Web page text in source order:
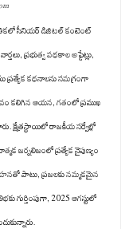
సీనియర్ డిజిటల్ కంటెంట్
ప్రభుత్వ పథకాల అప్డేట్లు,
కథనాలను సమగ్రంగా
కలిగిన ఆయన, గతంలో ప్రముఖ
క్షేత్రస్థాయిలో రాజకీయ సర్వేల్లో
జర్నలిజంలో ప్రత్యేక నైపుణ్యం
పాటు, ప్రజలకు నమ్మకమైన
గుర్తింపుగా, 2025 ఆగస్టులో